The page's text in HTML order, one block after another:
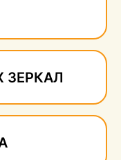
ЗЕРКАЛ